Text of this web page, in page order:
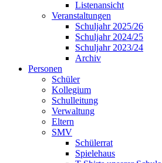
Listenansicht
Veranstaltungen
Schuljahr 2025/26
Schuljahr 2024/25
Schuljahr 2023/24
Archiv
Personen
Schüler
Kollegium
Schulleitung
Verwaltung
Eltern
SMV
Schülerrat
Spielehaus